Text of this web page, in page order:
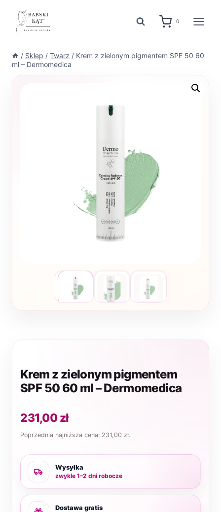
treści
0
/ Sklep / Twarz / Krem z zielonym pigmentem SPF 50 60
ml – Dermomedica
Krem z zielonym pigmentem
SPF 50 60 ml – Dermomedica
231,00zł
Poprzednia najniższa cena: 231,00 zł.
Wysyłka
zwykle 1–2 dni robocze
Dostawa gratis